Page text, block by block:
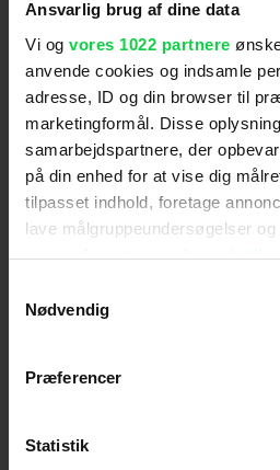
Ansvarlig brug af dine data
Vi og vores 1022 partnere
anvende cookies og indsamle
adresse, ID og din browser til
marketingformål. Disse
samarbejdspartnere, der
på din enhed for at vise dig
tilpasset indhold, foretage
lave målgruppeundersøgelser
tilbage eller ændre indstillinger fra
"Cookiedeklaration", eller ved
Indsamle præcise
Nødvendig
Præferencer
Statistik
Giftermålet mellem Emma
hemmelighed fra Emmas
lys. Charlie aner pludselig
efter sin udkårnes tilståelse.
bidende morsomt og